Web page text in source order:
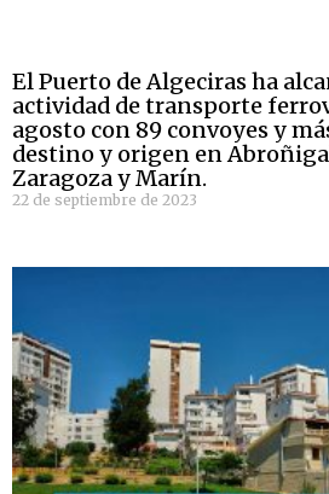
El Puerto de Algeciras ha
actividad de transporte
agosto con 89 convoyes y
destino y origen en
Zaragoza y Marín.
22 de septiembre de 2023